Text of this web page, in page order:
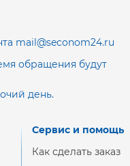
mail@seconom24.ru
обращения будут
день.
Сервис и помощь
Как сделать заказ